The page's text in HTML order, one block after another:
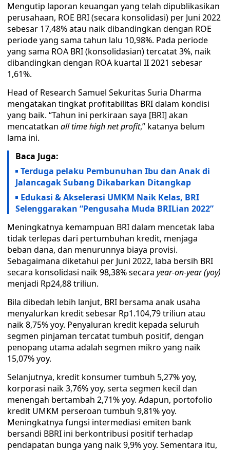
Mengutip laporan keuangan yang telah dipublikasikan
perusahaan, ROE BRI (secara konsolidasi) per Juni 2022
sebesar 17,48% atau naik dibandingkan dengan ROE
periode yang sama tahun lalu 10,98%. Pada periode
yang sama ROA BRI (konsolidasian) tercatat 3%, naik
dibandingkan dengan ROA kuartal II 2021 sebesar
1,61%.
Head of Research Samuel Sekuritas Suria Dharma
mengatakan tingkat profitabilitas BRI dalam kondisi
yang baik. “Tahun ini perkiraan saya [BRI] akan
mencatatkan all time high net profit,” katanya belum
lama ini.
Baca Juga:
Terduga pelaku Pembunuhan Ibu dan Anak di
Jalancagak Subang Dikabarkan Ditangkap
Edukasi & Akselerasi UMKM Naik Kelas, BRI
Selenggarakan “Pengusaha Muda BRILian 2022”
Meningkatnya kemampuan BRI dalam mencetak laba
tidak terlepas dari pertumbuhan kredit, menjaga
beban dana, dan menurunnya biaya provisi.
Sebagaimana diketahui per Juni 2022, laba bersih BRI
secara konsolidasi naik 98,38% secara year-on-year(yoy)
menjadi Rp24,88 triliun.
Bila dibedah lebih lanjut, BRI bersama anak usaha
menyalurkan kredit sebesar Rp1.104,79 triliun atau
naik 8,75% yoy. Penyaluran kredit kepada seluruh
segmen pinjaman tercatat tumbuh positif, dengan
penopang utama adalah segmen mikro yang naik
15,07% yoy.
Selanjutnya, kredit konsumer tumbuh 5,27% yoy,
korporasi naik 3,76% yoy, serta segmen kecil dan
menengah bertambah 2,71% yoy. Adapun, portofolio
kredit UMKM perseroan tumbuh 9,81% yoy.
Meningkatnya fungsi intermediasi emiten bank
bersandi BBRI ini berkontribusi positif terhadap
pendapatan bunga yang naik 9,9% yoy. Sementara itu,